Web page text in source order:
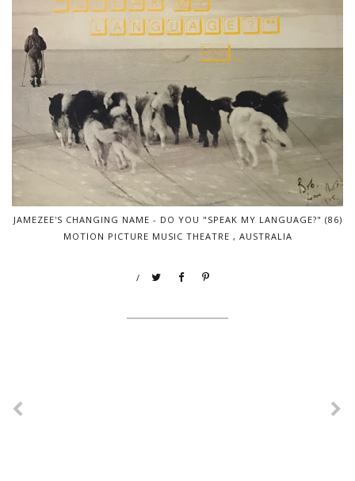
JAMEZEE'S CHANGING NAME - DO YOU "SPEAK MY LANGUAGE?" (86)
MOTION PICTURE MUSIC THEATRE , AUSTRALIA
/